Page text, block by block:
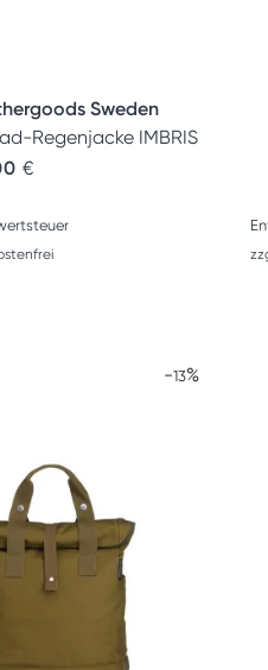
Sweden
Regenjacke IMBRIS
€
-13%